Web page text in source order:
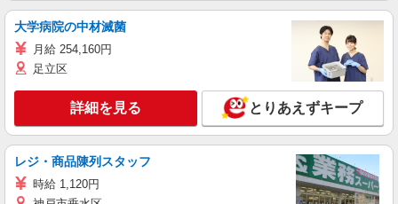
大学病院の中材滅菌
月給 254,160円
足立区
詳細を見る とりあえずキープ
レジ・商品陳列スタッフ
時給 1,120円